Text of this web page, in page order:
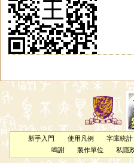
新手入門 使用凡例 字庫統計
鳴謝
製作單位 私隱